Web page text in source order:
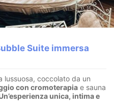
Suite immersa
lussuosa, coccolato da un
con cromoterapia e sauna
unica, intima e